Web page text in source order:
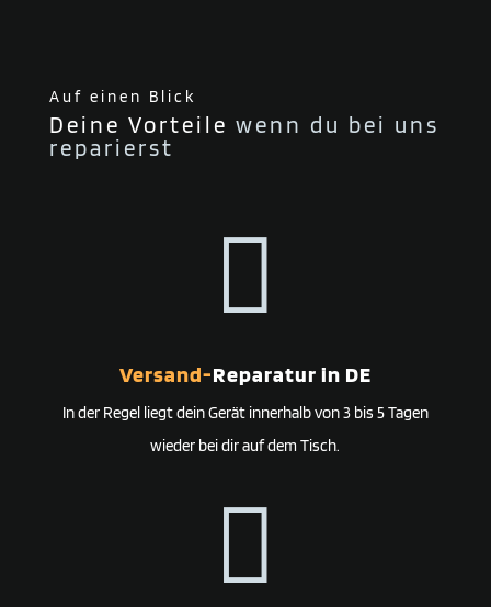
Auf einen Blick
Deine Vorteile wenn du bei uns
reparierst

Versand-Reparatur in DE
In der Regel liegt dein Gerät innerhalb von 3 bis 5 Tagen
wieder bei dir auf dem Tisch.
